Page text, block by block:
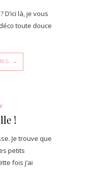
D’ici là, je vous
toute douce
→
!
Je trouve que
petits
fois j’ai